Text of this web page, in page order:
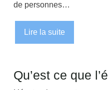
de personnes…
Lire la suite
Qu’est ce que